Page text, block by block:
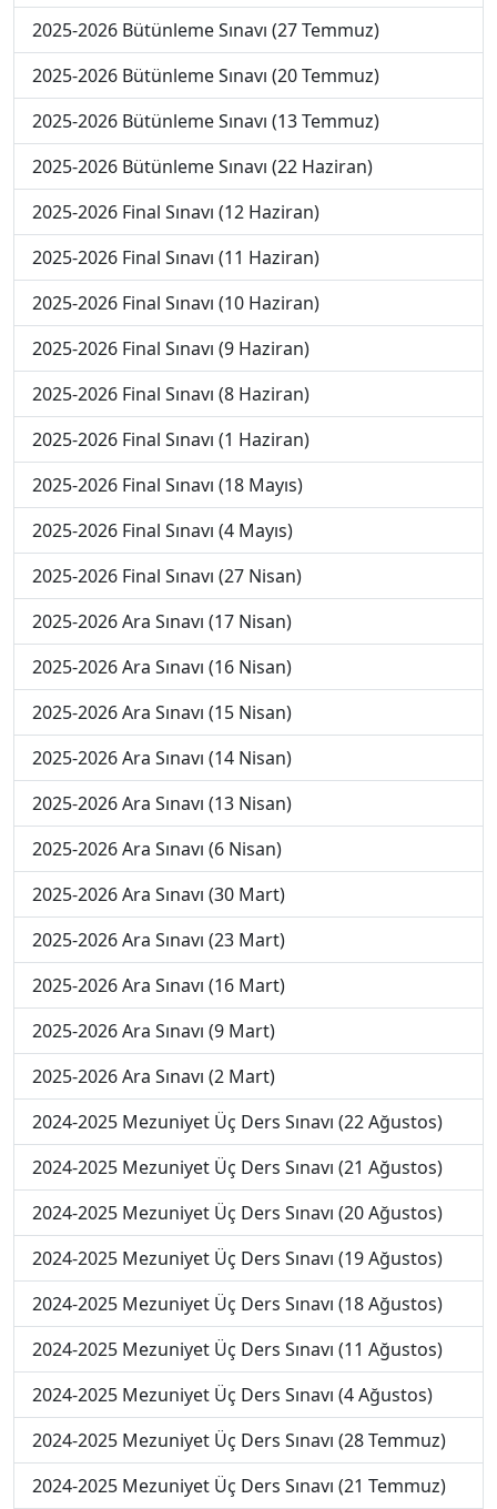
2025-2026 Bütünleme Sınavı (27 Temmuz)
2025-2026 Bütünleme Sınavı (20 Temmuz)
2025-2026 Bütünleme Sınavı (13 Temmuz)
2025-2026 Bütünleme Sınavı (22 Haziran)
2025-2026 Final Sınavı (12 Haziran)
2025-2026 Final Sınavı (11 Haziran)
2025-2026 Final Sınavı (10 Haziran)
2025-2026 Final Sınavı (9 Haziran)
2025-2026 Final Sınavı (8 Haziran)
2025-2026 Final Sınavı (1 Haziran)
2025-2026 Final Sınavı (18 Mayıs)
2025-2026 Final Sınavı (4 Mayıs)
2025-2026 Final Sınavı (27 Nisan)
2025-2026 Ara Sınavı (17 Nisan)
2025-2026 Ara Sınavı (16 Nisan)
2025-2026 Ara Sınavı (15 Nisan)
2025-2026 Ara Sınavı (14 Nisan)
2025-2026 Ara Sınavı (13 Nisan)
2025-2026 Ara Sınavı (6 Nisan)
2025-2026 Ara Sınavı (30 Mart)
2025-2026 Ara Sınavı (23 Mart)
2025-2026 Ara Sınavı (16 Mart)
2025-2026 Ara Sınavı (9 Mart)
2025-2026 Ara Sınavı (2 Mart)
2024-2025 Mezuniyet Üç Ders Sınavı (22 Ağustos)
2024-2025 Mezuniyet Üç Ders Sınavı (21 Ağustos)
2024-2025 Mezuniyet Üç Ders Sınavı (20 Ağustos)
2024-2025 Mezuniyet Üç Ders Sınavı (19 Ağustos)
2024-2025 Mezuniyet Üç Ders Sınavı (18 Ağustos)
2024-2025 Mezuniyet Üç Ders Sınavı (11 Ağustos)
2024-2025 Mezuniyet Üç Ders Sınavı (4 Ağustos)
2024-2025 Mezuniyet Üç Ders Sınavı (28 Temmuz)
2024-2025 Mezuniyet Üç Ders Sınavı (21 Temmuz)